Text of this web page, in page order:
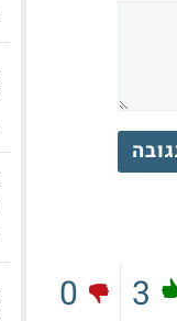
3
0